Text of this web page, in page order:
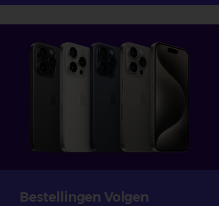
Bestellingen Volgen